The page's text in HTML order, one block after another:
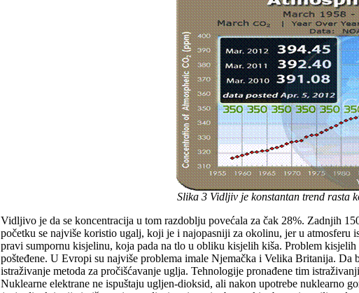
Slika 3 Vidljiv je konstantan trend rasta
Vidljivo je da se koncentracija u tom razdoblju povećala za čak 28%. Zadnjih
početku se najviše koristio ugalj, koji je i najopasniji za okolinu, jer u atmosferu
pravi sumpornu kisjelinu, koja pada na tlo u obliku kisjelih kiša. Problem
pošteđene. U Evropi su najviše problema imale Njemačka i Velika Britanija.
istraživanje metoda za pročišćavanje uglja. Tehnologije pronađene tim
Nuklearne elektrane ne ispuštaju ugljen-dioksid, ali nakon upotrebe nuklearno